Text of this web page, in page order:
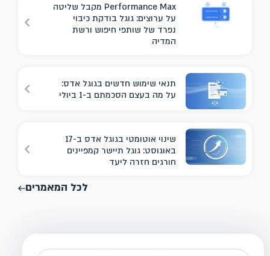
Performance Max מקבל שליטה
על ערוצים: גוגל בודקת כיבוי
נפרד של שותפי חיפוש ורשת
המדיה
תנאי שימוש חדשים בגוגל אדס:
על מה בעצם הסכמתם ב-1 ביולי
שינוי אוטומטי בגוגל אדס ב-17
באוגוסט: גוגל תיישר קמפיינים
חורגים חזרה ליעד
לכל המאמרים